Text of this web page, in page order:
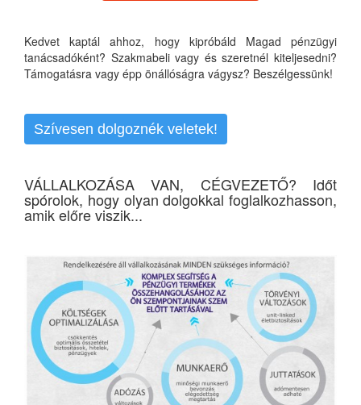
Kedvet kaptál ahhoz, hogy kipróbáld Magad pénzügyi
tanácsadóként? Szakmabeli vagy és szeretnél kiteljesedni?
Támogatásra vagy épp önállóságra vágysz? Beszélgessünk!
Szívesen dolgoznék veletek!
VÁLLALKOZÁSA VAN, CÉGVEZETŐ? Időt
spórolok, hogy olyan dolgokkal foglalkozhasson,
amik előre viszik...